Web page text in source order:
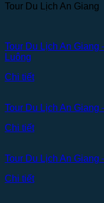
Tour Du Lịch An Giang
Tour Du Lịch An
Luông
Chi tiết
Tour Du Lịch An
Chi tiết
Tour Du Lịch An
Chi tiết